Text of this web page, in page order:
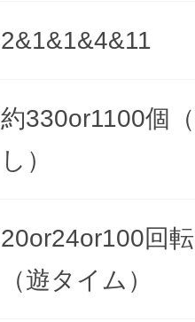
2&1&1&4&11
約330or1100個
し）
20or24or100回
（遊タイム）